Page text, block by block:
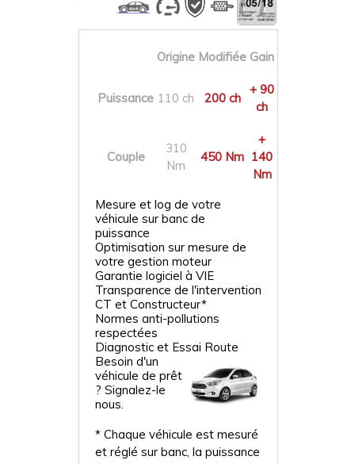
Origine Modifiée Gain
Puissance 110 ch 200 ch
+ 90
ch
Couple
310
Nm
450 Nm
+
140
Nm
Mesure et log de votre
véhicule sur banc de
puissance
Optimisation sur mesure de
votre gestion moteur
Garantie logiciel à VIE
Transparence de l'intervention
CT et Constructeur*
Normes anti-pollutions
respectées
Diagnostic et Essai Route
Besoin d'un
véhicule de prêt
? Signalez-le
nous.
* Chaque véhicule est mesuré
et réglé sur banc, la puissance